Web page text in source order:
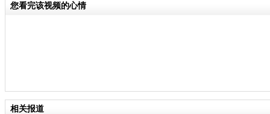
您看完该视频的心情
相关报道